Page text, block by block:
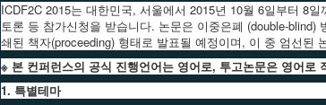
ICDF2C 2015는 대한민국, 서울에서 2015년 10월 6일부터 8
토론 등 참가신청을 받습니다. 논문은 이중은폐 (double-blind)
쇄된 책자(proceeding) 형태로 발표될 예정이며, 이 중 엄선된
※ 본 컨퍼런스의 공식 진행언어는 영어로, 투고논문은 영어
1. 특별테마